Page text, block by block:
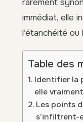
immédiat, elle
l’étanchéité
Table des
Identifier la
elle
Les points
s’infiltrent-